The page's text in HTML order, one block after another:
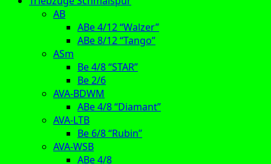
AB
ABe 4/12 “Walzer”
ABe 8/12 “Tango”
ASm
Be 4/8 “STAR”
Be 2/6
AVA-BDWM
ABe 4/8 “Diamant”
AVA-LTB
Be 6/8 “Rubin”
AVA-WSB
ABe 4/8